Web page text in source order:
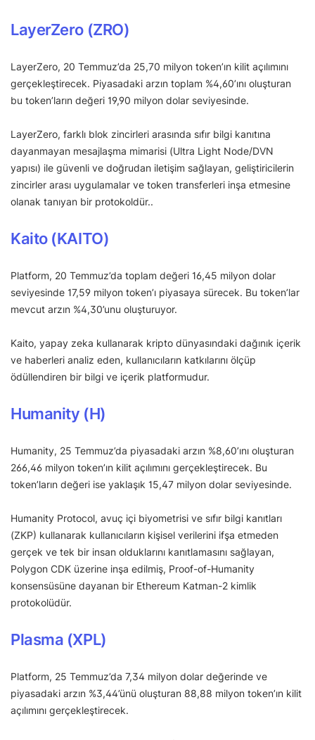
LayerZero (ZRO)
LayerZero, 20 Temmuz’da 25,70 milyon token’ın kilit açılımını
gerçekleştirecek. Piyasadaki arzın toplam %4,60’ını oluşturan
bu token’ların değeri 19,90 milyon dolar seviyesinde.
LayerZero, farklı blok zincirleri arasında sıfır bilgi kanıtına
dayanmayan mesajlaşma mimarisi (Ultra Light Node/DVN
yapısı) ile güvenli ve doğrudan iletişim sağlayan, geliştiricilerin
zincirler arası uygulamalar ve token transferleri inşa etmesine
olanak tanıyan bir protokoldür..
Kaito (KAITO)
Platform, 20 Temmuz’da toplam değeri 16,45 milyon dolar
seviyesinde 17,59 milyon token’ı piyasaya sürecek. Bu token’lar
mevcut arzın %4,30’unu oluşturuyor.
Kaito, yapay zeka kullanarak kripto dünyasındaki dağınık içerik
ve haberleri analiz eden, kullanıcıların katkılarını ölçüp
ödüllendiren bir bilgi ve içerik platformudur.
Humanity (H)
Humanity, 25 Temmuz’da piyasadaki arzın %8,60’ını oluşturan
266,46 milyon token’ın kilit açılımını gerçekleştirecek. Bu
token’ların değeri ise yaklaşık 15,47 milyon dolar seviyesinde.
Humanity Protocol, avuç içi biyometrisi ve sıfır bilgi kanıtları
(ZKP) kullanarak kullanıcıların kişisel verilerini ifşa etmeden
gerçek ve tek bir insan olduklarını kanıtlamasını sağlayan,
Polygon CDK üzerine inşa edilmiş, Proof-of-Humanity
konsensüsüne dayanan bir Ethereum Katman-2 kimlik
protokolüdür.
Plasma (XPL)
Platform, 25 Temmuz’da 7,34 milyon dolar değerinde ve
piyasadaki arzın %3,44’ünü oluşturan 88,88 milyon token’ın kilit
açılımını gerçekleştirecek.